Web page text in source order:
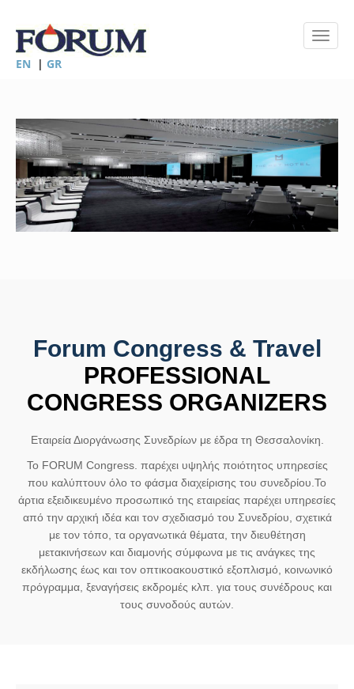
EN | GR
Forum Congress & Travel
PROFESSIONAL
CONGRESS ORGANIZERS
Εταιρεία Διοργάνωσης Συνεδρίων με έδρα τη Θεσσαλονίκη.
Το FORUM Congress. παρέχει υψηλής ποιότητος υπηρεσίες
που καλύπτουν όλο το φάσμα διαχείρισης του συνεδρίου.Το
άρτια εξειδικευμένο προσωπικό της εταιρείας παρέχει υπηρεσίες
από την αρχική ιδέα και τον σχεδιασμό του Συνεδρίου, σχετικά
με τον τόπο, τα οργανωτικά θέματα, την διευθέτηση
μετακινήσεων και διαμονής σύμφωνα με τις ανάγκες της
εκδήλωσης έως και τον οπτικοακουστικό εξοπλισμό, κοινωνικό
πρόγραμμα, ξεναγήσεις εκδρομές κλπ. για τους συνέδρους και
τους συνοδούς αυτών.